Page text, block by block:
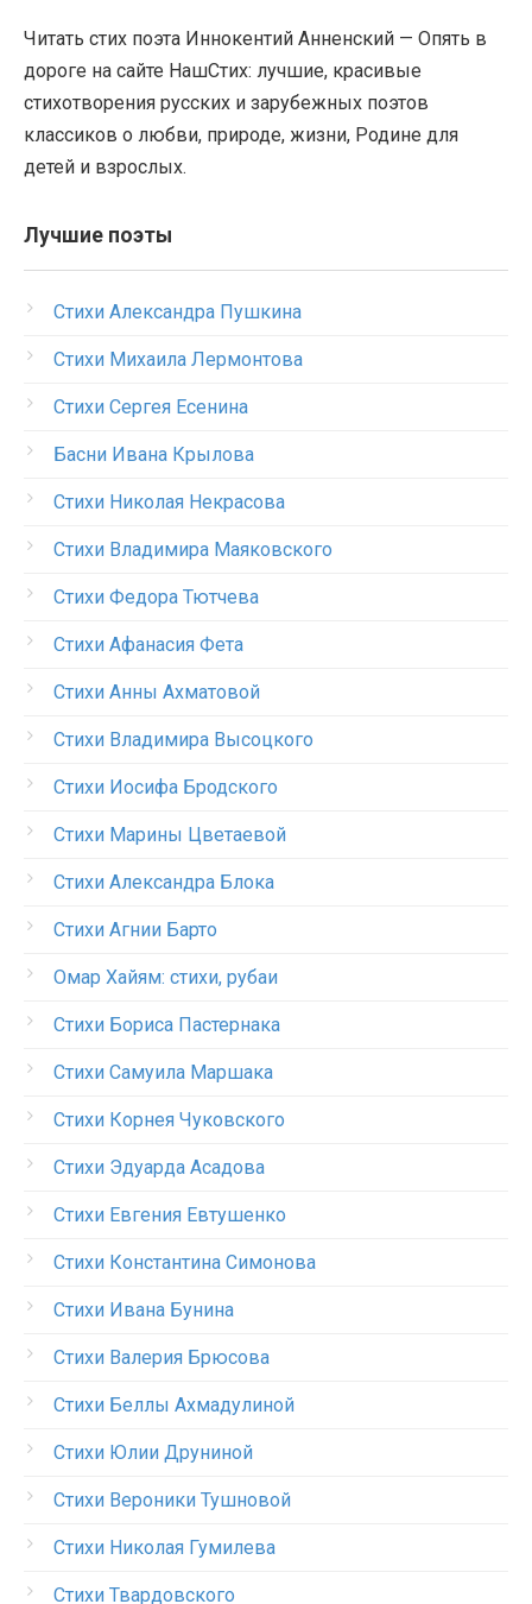
Читать стих поэта Иннокентий Анненский — Опять в
дороге на сайте НашСтих: лучшие, красивые
стихотворения русских и зарубежных поэтов
классиков о любви, природе, жизни, Родине для
детей и взрослых.
Лучшие поэты
Стихи Александра Пушкина
Стихи Михаила Лермонтова
Стихи Сергея Есенина
Басни Ивана Крылова
Стихи Николая Некрасова
Стихи Владимира Маяковского
Стихи Федора Тютчева
Стихи Афанасия Фета
Стихи Анны Ахматовой
Стихи Владимира Высоцкого
Стихи Иосифа Бродского
Стихи Марины Цветаевой
Стихи Александра Блока
Стихи Агнии Барто
Омар Хайям: стихи, рубаи
Стихи Бориса Пастернака
Стихи Самуила Маршака
Стихи Корнея Чуковского
Стихи Эдуарда Асадова
Стихи Евгения Евтушенко
Стихи Константина Симонова
Стихи Ивана Бунина
Стихи Валерия Брюсова
Стихи Беллы Ахмадулиной
Стихи Юлии Друниной
Стихи Вероники Тушновой
Стихи Николая Гумилева
Стихи Твардовского